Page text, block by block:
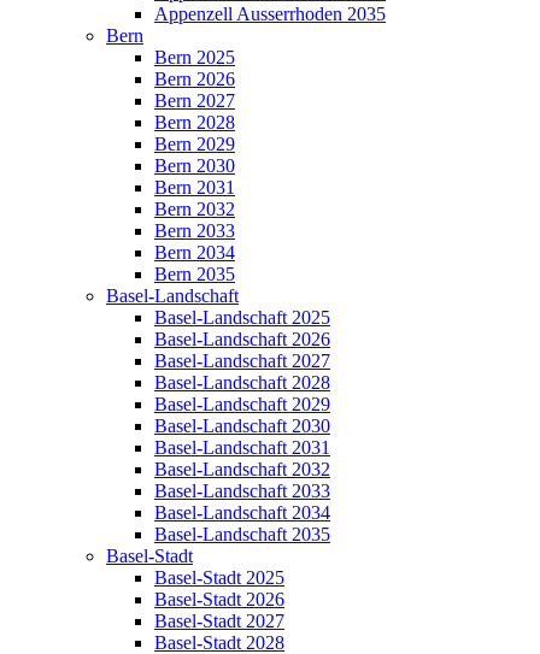
Appenzell Ausserrhoden 2035
Bern
Bern 2025
Bern 2026
Bern 2027
Bern 2028
Bern 2029
Bern 2030
Bern 2031
Bern 2032
Bern 2033
Bern 2034
Bern 2035
Basel-Landschaft
Basel-Landschaft 2025
Basel-Landschaft 2026
Basel-Landschaft 2027
Basel-Landschaft 2028
Basel-Landschaft 2029
Basel-Landschaft 2030
Basel-Landschaft 2031
Basel-Landschaft 2032
Basel-Landschaft 2033
Basel-Landschaft 2034
Basel-Landschaft 2035
Basel-Stadt
Basel-Stadt 2025
Basel-Stadt 2026
Basel-Stadt 2027
Basel-Stadt 2028